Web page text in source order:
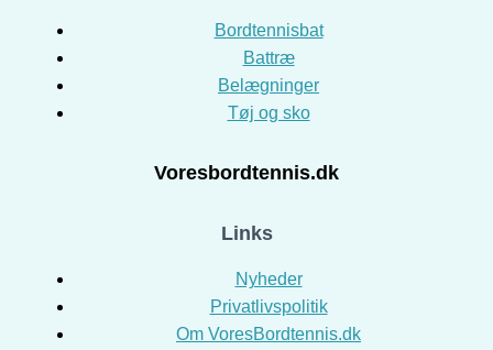
Bordtennisbat
Battræ
Belægninger
Tøj og sko
Voresbordtennis.dk
Links
Nyheder
Privatlivspolitik
Om VoresBordtennis.dk